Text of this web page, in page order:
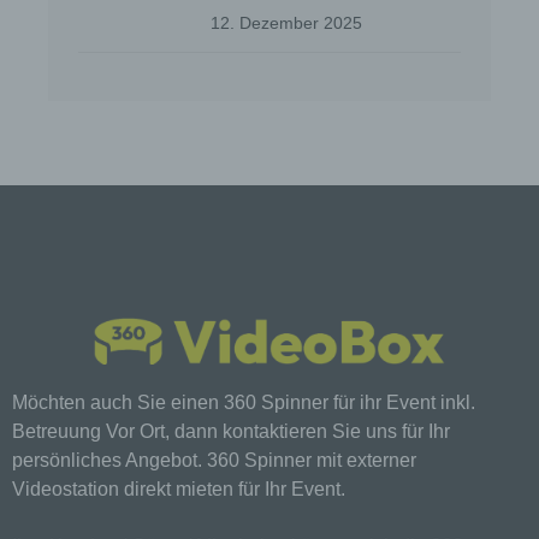
12. Dezember 2025
Möchten auch Sie einen 360 Spinner für ihr Event inkl.
Betreuung Vor Ort, dann kontaktieren Sie uns für Ihr
persönliches Angebot. 360 Spinner mit externer
Videostation direkt mieten für Ihr Event.
Verantwortlichen oder des Auftragsverarbeiters
Einwilligung ist jede von der betroffenen Person
freiwillig für den bestimmten Fall in informierter
Willensbekundung in Form einer Erklärung oder
einer sonstigen eindeutigen bestätigenden
Handlung, mit der die betroffene Person zu
verstehen gibt, dass sie mit der Verarbeitung der
sie betreffenden personenbezogenen Daten